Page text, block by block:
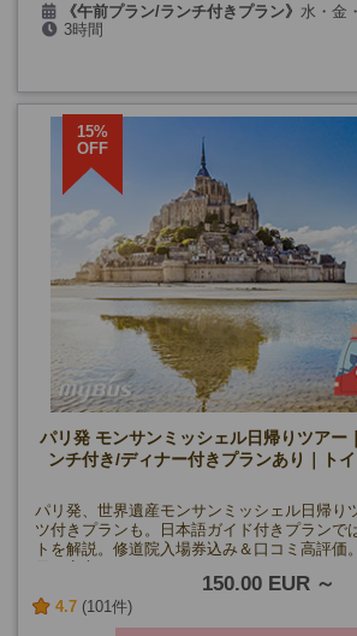
《午前プラン/ランチ付きプラン》 水・金
9/20、12/25、1/1を除く）
催行確定日
《8月》7日、9日、12日、14日、19日、21日
《9月》4日、6日、9日、11日、13日、16日
日、27日、30日
《10月》
2日、4日、7日、9日、14日、16日
日、25日、28日、30日
1日、11日、8日、15日、20日、22
2日、4日、23日、27日、30日
《午後プラン》月・木・土・特定の日曜日
2・3月の日曜日、12/27、1/3
午後プラン 催行確定日
《８月》
6日、8日、9日、10日、13日、15
日、22日、24日、27日、29日、31日
《9月》3日、5日、7日、10日、12日、13日
日、26日、28日
《10月》1日、3日、5日、8日、10日、12日
日、26日
《11月》2日、19日、9日、23日
3時間
15%
OFF
パリ発 モンサンミッシェル日帰りツアー
ンチ付き/ディナー付きプランあり｜ト
パリ発、世界遺産モンサンミッシェル日帰り
ツ付きプランも。日本語ガイド付きプランで
トを解説。修道院入場券込み＆口コミ高評価
150.00 EUR
4.7 (101件)